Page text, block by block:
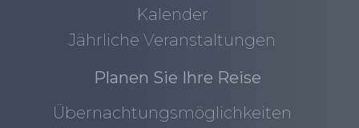
Kalender
Jährliche Veranstaltungen
Planen Sie Ihre Reise
Übernachtungsmöglichkeiten